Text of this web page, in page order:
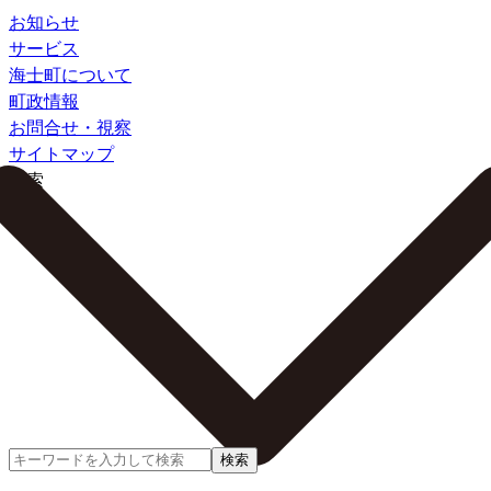
お知らせ
サービス
海士町について
町政情報
お問合せ・視察
サイトマップ
検索
検索